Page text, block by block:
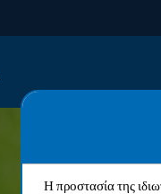
Η προστασία της